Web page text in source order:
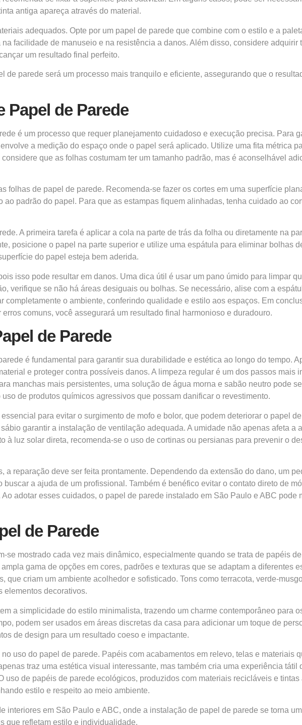
antiga apareça através do material.
adequados. Opte por um papel de parede que combine com o estilo e a
facilidade de manuseio e na resistência a danos. Além disso, considere adquirir
um resultado final perfeito.
parede será um processo mais tranquilo e eficiente, assegurando que o
Papel de Parede
é um processo que requer planejamento cuidadoso e execução precisa. Para
a medição do espaço onde o papel será aplicado. Utilize uma fita métrica
que as folhas costumam ter um tamanho padrão, mas é aconselhável
folhas de papel de parede. Recomenda-se fazer os cortes em uma superfície
padrão do papel. Para que as estampas fiquem alinhadas, tenha cuidado ao
A primeira tarefa é aplicar a cola na parte de trás da folha ou diretamente na
posicione o papel na parte superior e utilize uma espátula para eliminar bolhas
do papel esteja bem aderida.
isso pode resultar em danos. Uma dica útil é usar um pano úmido para limpar
verifique se não há áreas desiguais ou bolhas. Se necessário, alise com a
o ambiente, conferindo qualidade e estilo aos espaços. Em
comuns, você assegurará um resultado final harmonioso e duradouro.
de Parede
é fundamental para garantir sua durabilidade e estética ao longo do tempo.
e proteger contra possíveis danos. A limpeza regular é um dos passos mais
manchas mais persistentes, uma solução de água morna e sabão neutro pode
de produtos químicos agressivos que possam danificar o revestimento.
para evitar o surgimento de mofo e bolor, que podem deteriorar o papel
garantir a instalação de ventilação adequada. A umidade não apenas afeta a
à luz solar direta, recomenda-se o uso de cortinas ou persianas para prevenir o
a reparação deve ser feita prontamente. Dependendo da extensão do dano, um
a ajuda de um profissional. Também é benéfico evitar o contato direto de
adotar esses cuidados, o papel de parede instalado em São Paulo e ABC pode
de Parede
se mostrado cada vez mais dinâmico, especialmente quando se trata de papéis
gama de opções em cores, padrões e texturas que se adaptam a diferentes
que criam um ambiente acolhedor e sofisticado. Tons como terracota, verde-
elementos decorativos.
a simplicidade do estilo minimalista, trazendo um charme contemporâneo para
podem ser usados em áreas discretas da casa para adicionar um toque de
de design para um resultado coeso e impactante.
uso do papel de parede. Papéis com acabamentos em relevo, telas e materiais
traz uma estética visual interessante, mas também cria uma experiência
uso de papéis de parede ecológicos, produzidos com materiais recicláveis e
estilo e respeito ao meio ambiente.
interiores em São Paulo e ABC, onde a instalação de papel de parede se torna
que refletam estilo e individualidade.